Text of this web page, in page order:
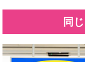
同